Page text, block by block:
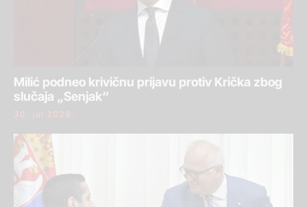
Milić podneo krivičnu prijavu protiv Krička zbog
slučaja „Senjak“
30. jul 2026.